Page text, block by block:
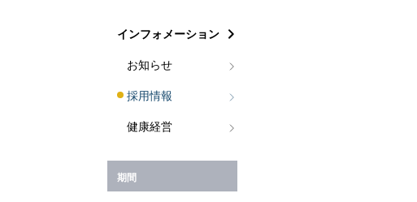
インフォメーション
お知らせ
採用情報
健康経営
期間